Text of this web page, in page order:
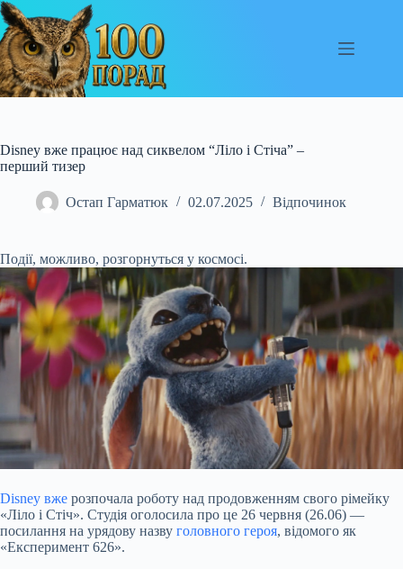
Перейти
до
вмісту
Disney вже працює над сиквелом “Ліло і Стіча” –
перший тизер
Остап Гарматюк 02.07.2025 Відпочинок
Події, можливо, розгорнуться у космосі.
Disney вже розпочала роботу над продовженням свого рімейку
«Ліло і Стіч». Студія оголосила про це 26 червня (26.06) —
посилання на урядову назву головного героя, відомого як
«Експеримент 626».